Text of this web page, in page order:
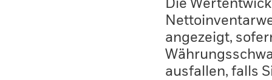
Die
angezeigt,
ausfallen, falls